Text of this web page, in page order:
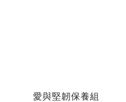
愛與堅韌保養組